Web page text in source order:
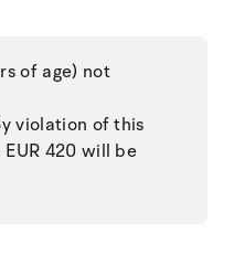
of age) not
violation of this
420 will be